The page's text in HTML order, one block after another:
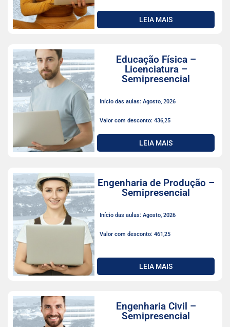
LEIA MAIS
Educação Física –
Licenciatura –
Semipresencial
Início das aulas: Agosto, 2026
Valor com desconto: 436,25
LEIA MAIS
Engenharia de Produção –
Semipresencial
Início das aulas: Agosto, 2026
Valor com desconto: 461,25
LEIA MAIS
Engenharia Civil –
Semipresencial